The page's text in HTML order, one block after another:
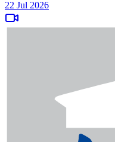
22 Jul 2026